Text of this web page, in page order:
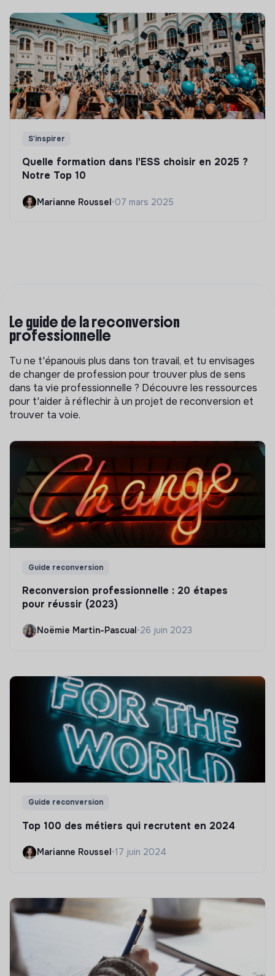
S'inspirer
Quelle formation dans l'ESS choisir en 2025 ?
Notre Top 10
Marianne Roussel•07 mars 2025
Le guide de la reconversion
professionnelle
Tu ne t'épanouis plus dans ton travail, et tu envisages
de changer de profession pour trouver plus de sens
dans ta vie professionnelle ? Découvre les ressources
pour t'aider à réflechir à un projet de reconversion et
trouver ta voie.
Guide reconversion
Reconversion professionnelle : 20 étapes
pour réussir (2023)
Noëmie Martin-Pascual •26 juin 2023
Guide reconversion
Top 100 des métiers qui recrutent en 2024
Marianne Roussel•17 juin 2024